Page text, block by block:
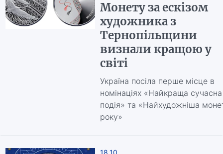
Монету за ескізом
художника з
Тернопільщини
визнали кращою у
світі
Україна посіла перше місце в
номінаціях «Найкраща сучасна
подія» та «Найхудожніша
року»
18.10